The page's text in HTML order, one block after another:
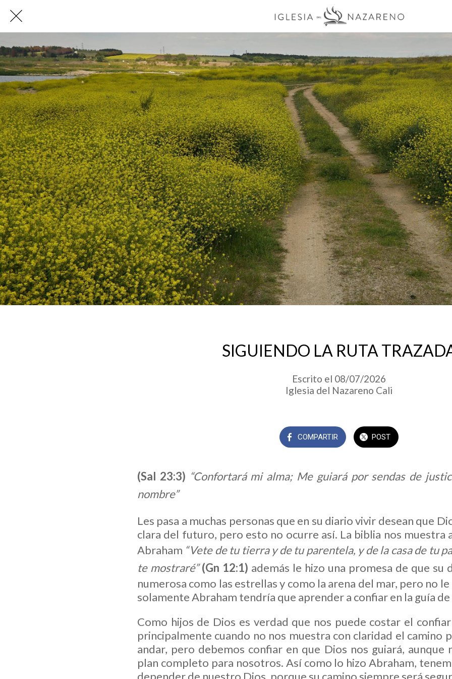
SIGUIENDO LA RUTA
Escrito el 08/07/2026
Iglesia del Nazareno Cali
COMPARTIR POST
(Sal 23:3) “Confortará mi alma; Me guiará por sendas de
nombre”
Les pasa a muchas personas que en su diario vivir desean que
clara del futuro, pero esto no ocurre así. La biblia nos muestra
Abraham “Vete de tu tierra y de tu parentela, y de la casa de tu
te mostraré”(Gn 12:1) además le hizo una promesa de que su
numerosa como las estrellas y como la arena del mar, pero no
solamente Abraham tendría que aprender a confiar en la guía
Como hijos de Dios es verdad que nos puede costar el
principalmente cuando no nos muestra con claridad el camino
andar, pero debemos confiar en que Dios nos guiará, aunque
plan completo para nosotros. Así como lo hizo Abraham,
depender de nuestro Dios, porque su camino siempre será